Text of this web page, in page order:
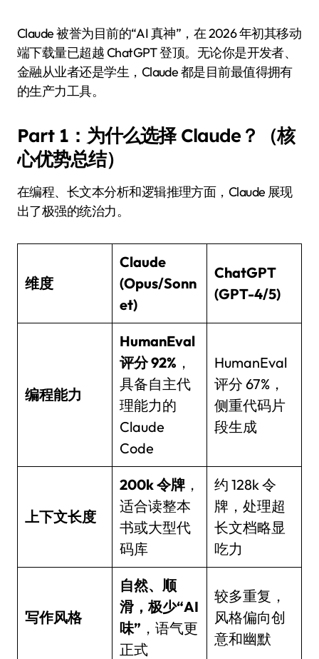
Claude 被誉为目前的“AI 真神”，在 2026 年初其移动
端下载量已超越 ChatGPT 登顶。无论你是开发者、
金融从业者还是学生，Claude 都是目前最值得拥有
的生产力工具。
Part 1：为什么选择 Claude？（核
心优势总结）
在编程、长文本分析和逻辑推理方面，Claude 展现
出了极强的统治力。
维度
Claude
(Opus/Sonn
et)
ChatGPT
(GPT-4/5)
编程能力
HumanEval
评分 92% ，
具备自主代
理能力的
Claude
Code
HumanEval
评分 67%，
侧重代码片
段生成
上下文长度
200k 令牌 ，
适合读整本
书或大型代
码库
约 128k 令
牌，处理超
长文档略显
吃力
写作风格
自然、顺
滑，极少“AI
味” ，语气更
正式
较多重复，
风格偏向创
意和幽默